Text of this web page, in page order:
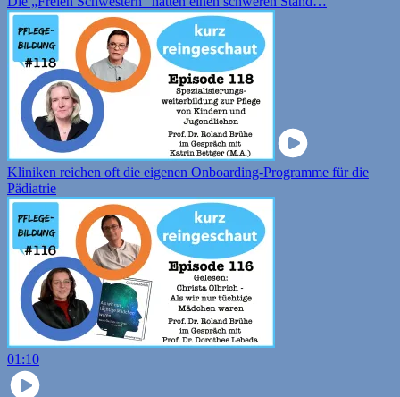
Kliniken reichen oft die eigenen Onboarding-Programme für die
Pädiatrie
01:10